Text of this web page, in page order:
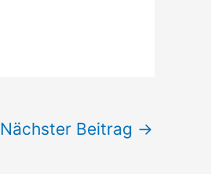
Nächster Beitrag →